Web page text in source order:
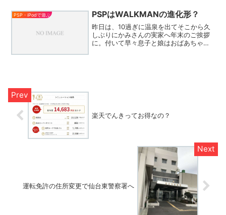
PSP・iPodで遊ぶ PSPはWALKMANの進化形？
昨日は、10過ぎに温泉を出てそこから久
しぶりにかみさんの実家へ年末のご挨拶
に。付いて早々息子と娘はおばあちゃん
楽天でんきってお得なの？
運転免許の住所変更で仙台東警察署へ